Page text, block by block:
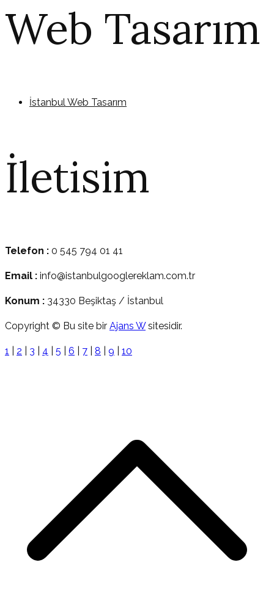
Web Tasarım
İstanbul Web Tasarım
İletisim
Telefon : 0 545 794 01 41
Email : info@istanbulgooglereklam.com.tr
Konum : 34330 Beşiktaş / İstanbul
Copyright © Bu site bir Ajans Wsitesidir.
1 2 3 4 5 6 7 8 9 10